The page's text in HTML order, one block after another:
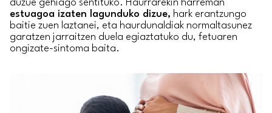
duzue gehiago sentituko. Haurrarekin harreman
estuagoa izaten lagunduko dizue, hark erantzungo
baitie zuen laztanei, eta haurdunaldiak normaltasunez
garatzen jarraitzen duela egiaztatuko du, fetuaren
ongizate-sintoma baita.